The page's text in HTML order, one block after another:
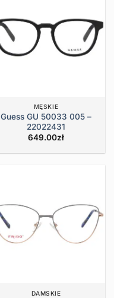
MĘSKIE
Guess GU 50033 005 –
22022431
649.00zł
DAMSKIE